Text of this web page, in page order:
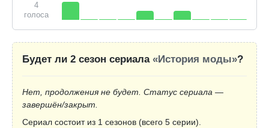
4
голоса
Будет ли 2 сезон сериала «История моды»?
Нет, продолжения не будет. Статус сериала —
завершён/закрыт.
Сериал состоит из 1 сезонов (всего 5 серии).